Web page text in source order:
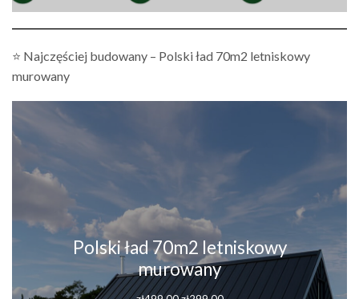
⭐ Najczęściej budowany – Polski ład 70m2 letniskowy
murowany
Polski ład 70m2 letniskowy
murowany